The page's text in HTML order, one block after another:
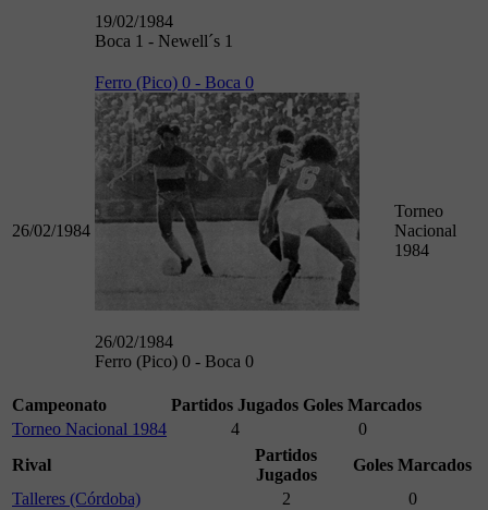
19/02/1984
Boca 1 - Newell´s 1
26/02/1984
Ferro (Pico) 0 - Boca 0
26/02/1984
Ferro (Pico) 0 - Boca 0
Torneo
Nacional
1984
Campeonato Partidos Jugados Goles Marcados
Torneo Nacional 1984
4
0
Rival
Partidos
Jugados
Goles Marcados
Talleres (Córdoba)
2
0